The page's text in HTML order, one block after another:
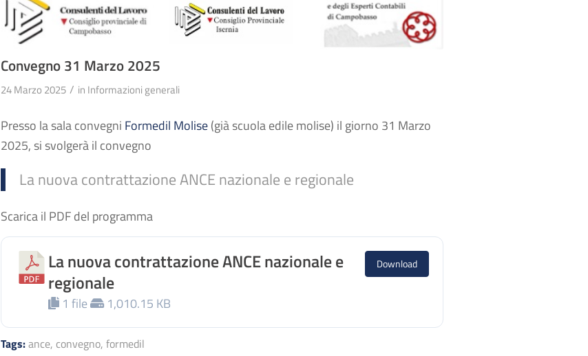
Convegno 31 Marzo 2025
24 Marzo 2025 / in Informazioni generali
Presso la sala convegni Formedil Molise(già scuola edile molise) il giorno 31 Marzo
2025, si svolgerà il convegno
La nuova contrattazione ANCE nazionale e regionale
Scarica il PDF del programma
La nuova contrattazione ANCE nazionale e
regionale
1 file 1,010.15 KB
Download
Tags:ance, convegno, formedil